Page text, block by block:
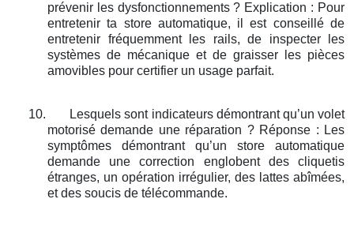
prévenir les dysfonctionnements ? Explication : Pour
entretenir ta store automatique, il est conseillé de
entretenir fréquemment les rails, de inspecter les
systèmes de mécanique et de graisser les pièces
amovibles pour certifier un usage parfait.
10.
Lesquels sont indicateurs démontrant qu’un volet
motorisé demande une réparation ? Réponse : Les
symptômes démontrant qu’un store automatique
demande une correction englobent des cliquetis
étranges, un opération irrégulier, des lattes abîmées,
et des soucis de télécommande.